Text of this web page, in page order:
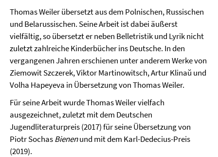
Thomas Weiler übersetzt aus dem Polnischen, Russischen
und Belarussischen. Seine Arbeit ist dabei äußerst
vielfältig, so übersetzt er neben Belletristik und Lyrik nicht
zuletzt zahlreiche Kinderbücher ins Deutsche. In den
vergangenen Jahren erschienen unter anderem Werke von
Ziemowit Szczerek, Viktor Martinowitsch, Artur Klinaŭ und
Volha Hapeyeva in Übersetzung von Thomas Weiler.
Für seine Arbeit wurde Thomas Weiler vielfach
ausgezeichnet, zuletzt mit dem Deutschen
Jugendliteraturpreis (2017) für seine Übersetzung von
Piotr SochasBienenund mit dem Karl-Dedecius-Preis
(2019).